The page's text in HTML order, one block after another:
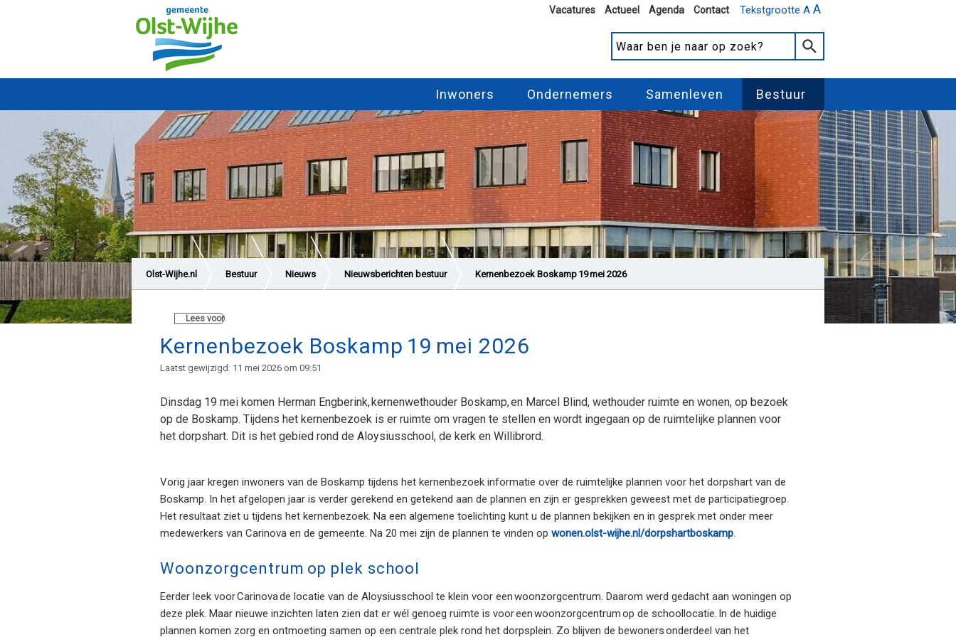
Tekstgrootte A A
Vacatures Actueel Agenda Contact
Inwoners Ondernemers Samenleven Bestuur
Olst-Wijhe.nl Bestuur Nieuws Nieuwsberichten bestuur Kernenbezoek Boskamp 19 mei 2026
Lees voor
Kernenbezoek Boskamp 19 mei 2026
Laatst gewijzigd: 11 mei 2026 om 09:51
Dinsdag 19 mei komen Herman Engberink, kernenwethouder Boskamp, en Marcel Blind, wethouder ruimte en wonen, op bezoek
op de Boskamp. Tijdens het kernenbezoek is er ruimte om vragen te stellen en wordt ingegaan op de ruimtelijke plannen voor
het dorpshart. Dit is het gebied rond de Aloysiusschool, de kerk en Willibrord.
Vorig jaar kregen inwoners van de Boskamp tijdens het kernenbezoek informatie over de ruimtelijke plannen voor het dorpshart van de
Boskamp. In het afgelopen jaar is verder gerekend en getekend aan de plannen en zijn er gesprekken geweest met de participatiegroep.
Het resultaat ziet u tijdens het kernenbezoek. Na een algemene toelichting kunt u de plannen bekijken en in gesprek met onder meer
medewerkers van Carinova en de gemeente. Na 20 mei zijn de plannen te vinden op wonen.olst-wijhe.nl/dorpshartboskamp.
Woonzorgcentrum op plek school
Eerder leek voor Carinova de locatie van de Aloysiusschool te klein voor een woonzorgcentrum. Daarom werd gedacht aan woningen op
deze plek. Maar nieuwe inzichten laten zien dat er wél genoeg ruimte is voor een woonzorgcentrum op de schoollocatie. In de huidige
plannen komen zorg en ontmoeting samen op een centrale plek rond het dorpsplein. Zo blijven de bewoners onderdeel van het